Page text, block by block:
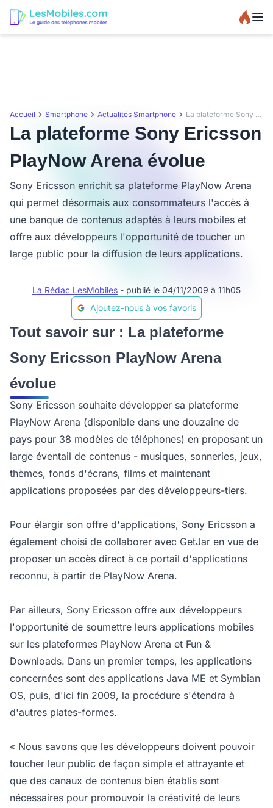
Accueil Smartphone Actualités Smartphone La plateforme Sony Ericsson PlayNow Arena évolue
La plateforme Sony Ericsson
PlayNow Arena évolue
Sony Ericsson enrichit sa plateforme PlayNow Arena
qui permet désormais aux consommateurs l'accès à
une banque de contenus adaptés à leurs mobiles et
offre aux développeurs l'opportunité de toucher un
large public pour la diffusion de leurs applications.
La Rédac LesMobiles - publié le 04/11/2009 à 11h05
Ajoutez-nous à vos favoris
Tout savoir sur : La plateforme
Sony Ericsson PlayNow Arena
évolue
Sony Ericsson souhaite développer sa plateforme
PlayNow Arena (disponible dans une douzaine de
pays pour 38 modèles de téléphones) en proposant un
large éventail de contenus - musiques, sonneries, jeux,
thèmes, fonds d'écrans, films et maintenant
applications proposées par des développeurs-tiers.
Pour élargir son offre d'applications, Sony Ericsson a
également choisi de collaborer avec GetJar en vue de
proposer un accès direct à ce portail d'applications
reconnu, à partir de PlayNow Arena.
Par ailleurs, Sony Ericsson offre aux développeurs
l'opportunité de soumettre leurs applications mobiles
sur les plateformes PlayNow Arena et Fun &
Downloads. Dans un premier temps, les applications
concernées sont des applications Java ME et Symbian
OS, puis, d'ici fin 2009, la procédure s'étendra à
d'autres plates-formes.
« Nous savons que les développeurs doivent pouvoir
toucher leur public de façon simple et attrayante et
que des canaux de contenus bien établis sont
nécessaires pour promouvoir la créativité de leurs